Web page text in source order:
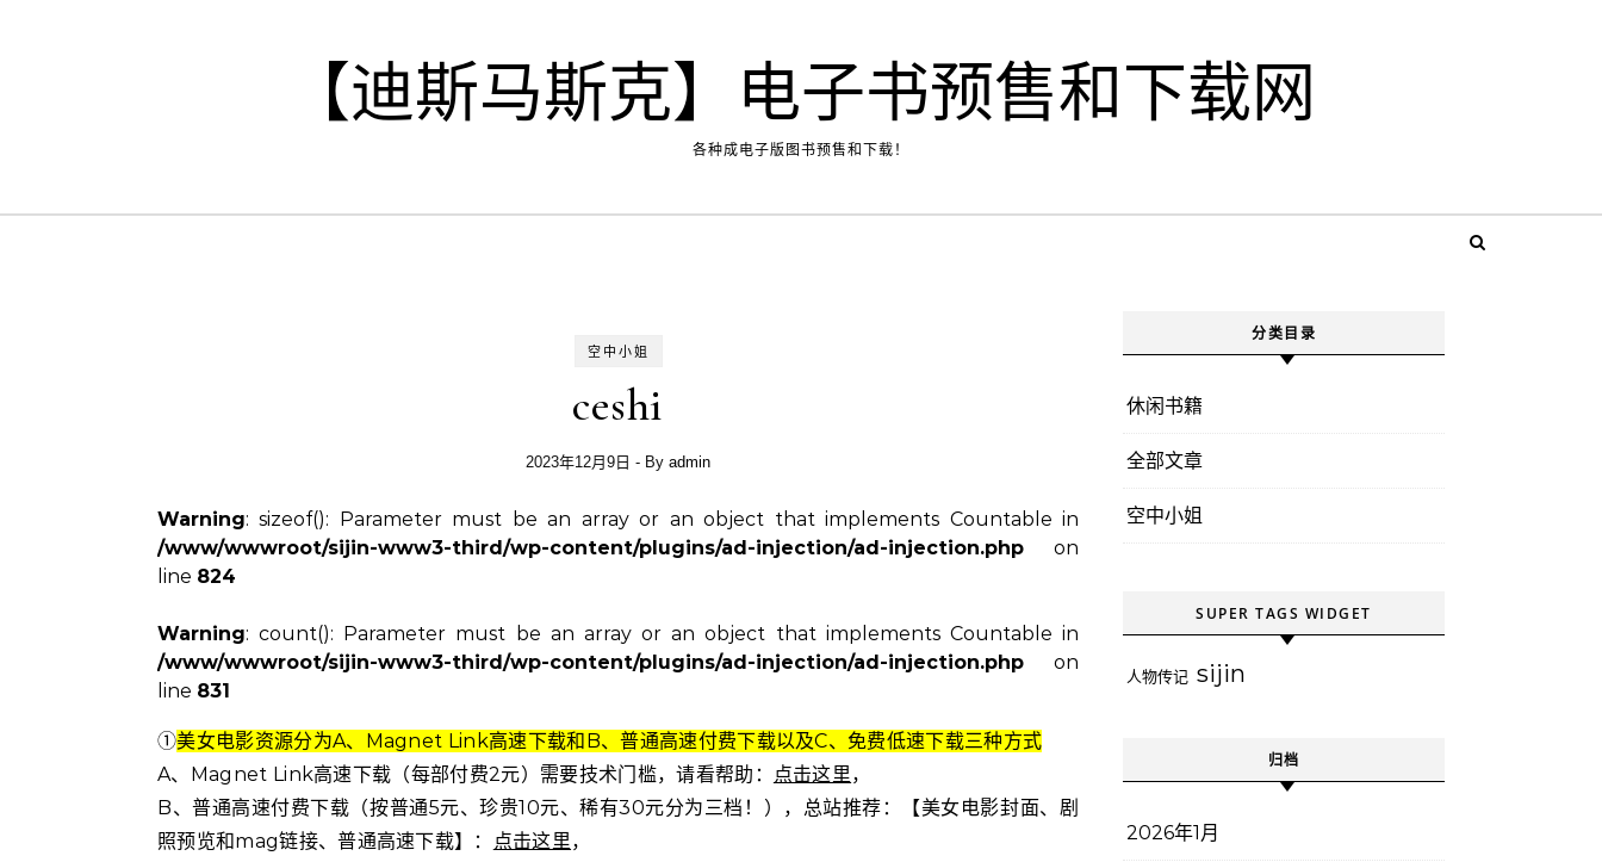
【迪斯马斯克】电子书预售和下载网
各种成电子版图书预售和下载！
空中小姐
ceshi
2023年12月9日 - By admin
Warning: sizeof(): Parameter must be an array or an object that implements Countable in
/www/wwwroot/sijin-www3-third/wp-content/plugins/ad-injection/ad-injection.php on
line 824
Warning: count(): Parameter must be an array or an object that implements Countable in
/www/wwwroot/sijin-www3-third/wp-content/plugins/ad-injection/ad-injection.php on
line 831
①美女电影资源分为A、Magnet Link高速下载和B、普通高速付费下载以及C、免费低速下载三种方式
A、Magnet Link高速下载（每部付费2元）需要技术门槛，请看帮助：
点击这里，
B、普通高速付费下载（按普通5元、珍贵10元、稀有30元分为三档！），总站推荐：【美女电影封面、剧
照预览和mag链接、普通高速下载】：
点击这里，
分类目录
休闲书籍
全部文章
空中小姐
SUPER TAGS WIDGET
人物传记 sijin
归档
2026年1月